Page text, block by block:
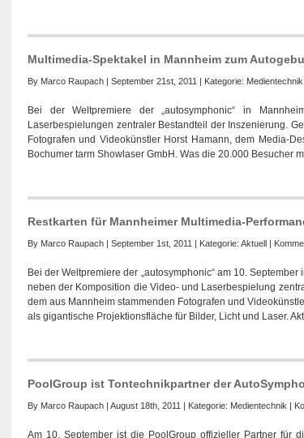
Multimedia-Spektakel in Mannheim zum
By Marco Raupach | September 21st, 2011 | Kategorie: Medientechnik
Bei der Weltpremiere der „autosymphonic“ in
Laserbespielungen zentraler Bestandteil der Inszenierung.
Fotografen und Videokünstler Horst Hamann, dem Media-
Bochumer tarm Showlaser GmbH. Was die 20.000 Besucher
Restkarten für Mannheimer Multimedia-
By Marco Raupach | September 1st, 2011 | Kategorie: Aktuell |
Bei der Weltpremiere der „autosymphonic“ am 10.
neben der Komposition die Video- und Laserbespielung
dem aus Mannheim stammenden Fotografen und
als gigantische Projektionsfläche für Bilder, Licht und Laser.
PoolGroup ist Tontechnikpartner der
By Marco Raupach | August 18th, 2011 | Kategorie: Medientechnik |
Am 10. September ist die PoolGroup offizieller Partner für